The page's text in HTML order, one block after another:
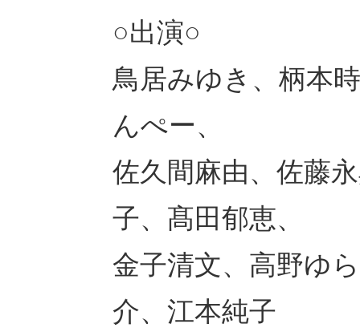
○出演○
鳥居みゆき、柄本
んぺー、
佐久間麻由、佐藤
子、髙田郁恵、
金子清文、高野ゆ
介、江本純子